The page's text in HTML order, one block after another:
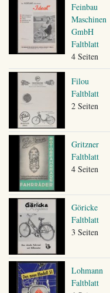
Feinbau
Maschinen
GmbH
Faltblatt
4 Seiten
Filou
Faltblatt
2 Seiten
Gritzner
Faltblatt
4 Seiten
Göricke
Faltblatt
3 Seiten
Lohmann
Faltblatt